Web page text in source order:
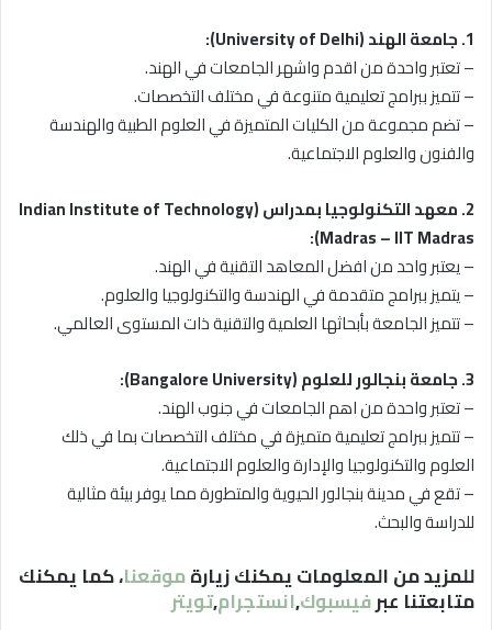
1. جامعة الهند (University of Delhi):
– تعتبر واحدة من اقدم واشهر الجامعات في الهند.
– تتميز ببرامج تعليمية متنوعة في مختلف التخصصات.
– تضم مجموعة من الكليات المتميزة في العلوم الطبية والهندسة
والفنون والعلوم الاجتماعية.
2. معهد التكنولوجيا بمدراس (Indian Institute of Technology
Madras – IIT Madras):
– يعتبر واحد من افضل المعاهد التقنية في الهند.
– يتميز ببرامج متقدمة في الهندسة والتكنولوجيا والعلوم.
– تتميز الجامعة بأبحاثها العلمية والتقنية ذات المستوى العالمي.
3. جامعة بنجالور للعلوم (Bangalore University):
– تعتبر واحدة من اهم الجامعات في جنوب الهند.
– تتميز ببرامج تعليمية متميزة في مختلف التخصصات بما في ذلك
العلوم والتكنولوجيا والإدارة والعلوم الاجتماعية.
– تقع في مدينة بنجالور الحيوية والمتطورة مما يوفر بيئة مثالية
للدراسة والبحث.
للمزيد من المعلومات يمكنك زيارةموقعنا، كما يمكنك
متابعتنا عبرفيسبوك,انستجرام,تويتر